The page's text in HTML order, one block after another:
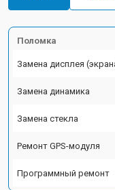
Поломка
Замена дисплея
Замена динамика
Замена стекла
Ремонт GPS-модуля
Программный ремонт